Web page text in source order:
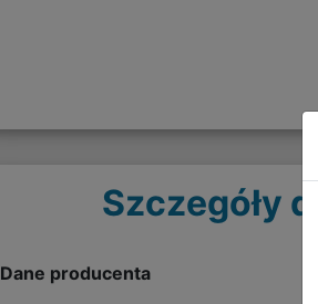
Szczegóły
Dane producenta